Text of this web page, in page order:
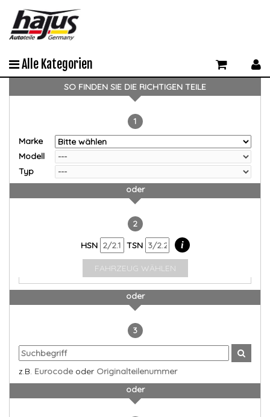
Alle Kategorien
SO FINDEN SIE DIE RICHTIGEN TEILE
1
Marke
Modell
Typ
oder
2
HSN
TSN i
FAHRZEUG WÄHLEN
oder
3
z.B. Eurocode oder Originalteilenummer
oder